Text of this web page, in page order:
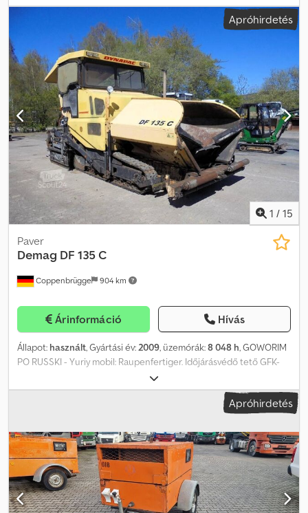
sárga, Felszereltség:daru, DEMAG V70 A mobil daru teljesen
működőképes. Saját tömeg: kb. 16 000 kg Dedpfxsr Nnr Se Aidsck
Gémkinyúlás max.: 9 méter 2,6 méteres gémkinyúlásnál max. 9 000
kg teherbírás Üzemóra: 3 860 óra
Apróhirdetés
1 / 15
Coppenbrügge 904 km
Paver
Demag DF 135 C
Árinformáció Hívás
Állapot: használt, Gyártási év:2009, üzemórák:8 048 h, GOWORIM
PO RUSSKI - Yuriy mobil: Raupenfertiger. Időjárásvédő tető GFK-
ból, első- és oldalsó szélvédőkkel, munkalámpákkal. EB 51-es
finiser-keret, hidraulikusan állítható 2 550-től 5 100 mm-ig,
bővítések: 4 x 750 mm és 2 x 350 mm, munkaszélesség 8 800 mm.
állítás, hidraulikusan magasságban állítható csiga. MOBA automata
szintező 2 magassági és 1 dőlésszabályozóval, ultrahangos
csigaszenzorokkal. 6 hengeres Deutz TCD 2013 turbódízel motor,
140 kW - 190 LE. Üzemi tömeg kb. 18 500 kg. CE-megfelelőség. =
További információk = Felhasználható anyag: aszfalt Saját tömeg:
18 500 kg Motortípus: TCD 2013 Munkaszélesség: 880 cm CE-
Apróhirdetés